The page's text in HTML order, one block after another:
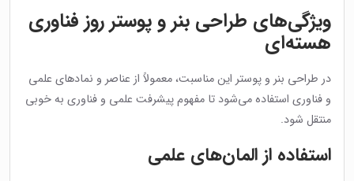
ویژگی‌های طراحی بنر و پوستر روز فناوری
هسته‌ای
در طراحی بنر و پوستر این مناسبت، معمولاً از عناصر و نمادهای علمی
و فناوری استفاده می‌شود تا مفهوم پیشرفت علمی و فناوری به خوبی
منتقل شود.
استفاده از المان‌های علمی